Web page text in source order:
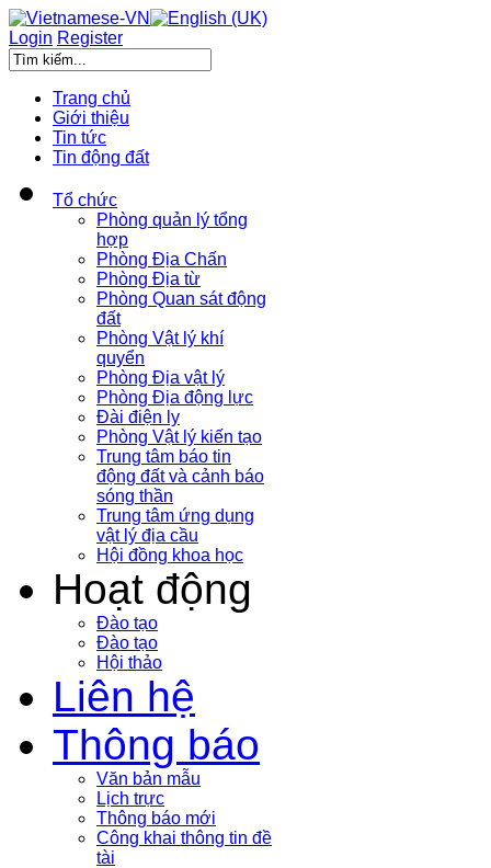
Login Register
Trang chủ
Giới thiệu
Tin tức
Tin động đất
Tổ chức
Phòng quản lý tổng
hợp
Phòng Địa Chấn
Phòng Địa từ
Phòng Quan sát động
đất
Phòng Vật lý khí
quyển
Phòng Địa vật lý
Phòng Địa động lực
Đài điện ly
Phòng Vật lý kiến tạo
Trung tâm báo tin
động đất và cảnh báo
sóng thần
Trung tâm ứng dụng
vật lý địa cầu
Hội đồng khoa học
Hoạt động
Đào tạo
Đào tạo
Hội thảo
Liên hệ
Thông báo
Văn bản mẫu
Lịch trực
Thông báo mới
Công khai thông tin đề
tài